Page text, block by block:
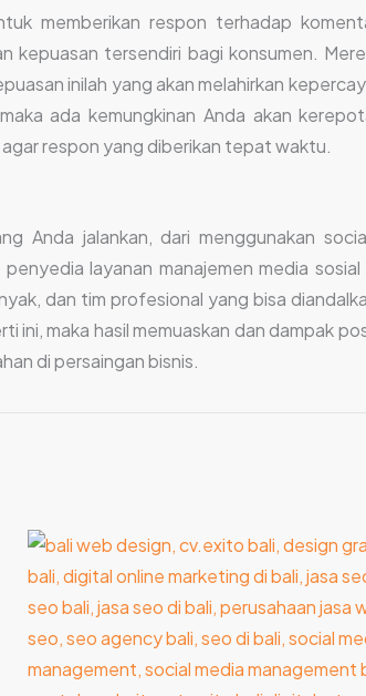
memberikan respon terhadap
kepuasan tersendiri bagi konsumen.
inilah yang akan melahirkan
ada kemungkinan Anda akan
respon yang diberikan tepat waktu.
Anda jalankan, dari menggunakan
layanan manajemen media
dan tim profesional yang bisa
ini, maka hasil memuaskan dan dampak
di persaingan bisnis.